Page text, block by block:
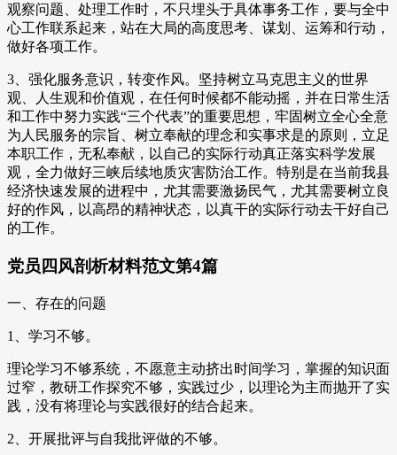
观察问题、处理工作时，不只埋头于具体事务工作，要与全中
心工作联系起来，站在大局的高度思考、谋划、运筹和行动，
做好各项工作。
3、强化服务意识，转变作风。坚持树立马克思主义的世界
观、人生观和价值观，在任何时候都不能动摇，并在日常生活
和工作中努力实践“三个代表”的重要思想，牢固树立全心全意
为人民服务的宗旨、树立奉献的理念和实事求是的原则，立足
本职工作，无私奉献，以自己的实际行动真正落实科学发展
观，全力做好三峡后续地质灾害防治工作。特别是在当前我县
经济快速发展的进程中，尤其需要激扬民气，尤其需要树立良
好的作风，以高昂的精神状态，以真干的实际行动去干好自己
的工作。
党员四风剖析材料范文第4篇
一、存在的问题
1、学习不够。
理论学习不够系统，不愿意主动挤出时间学习，掌握的知识面
过窄，教研工作探究不够，实践过少，以理论为主而抛开了实
践，没有将理论与实践很好的结合起来。
2、开展批评与自我批评做的不够。